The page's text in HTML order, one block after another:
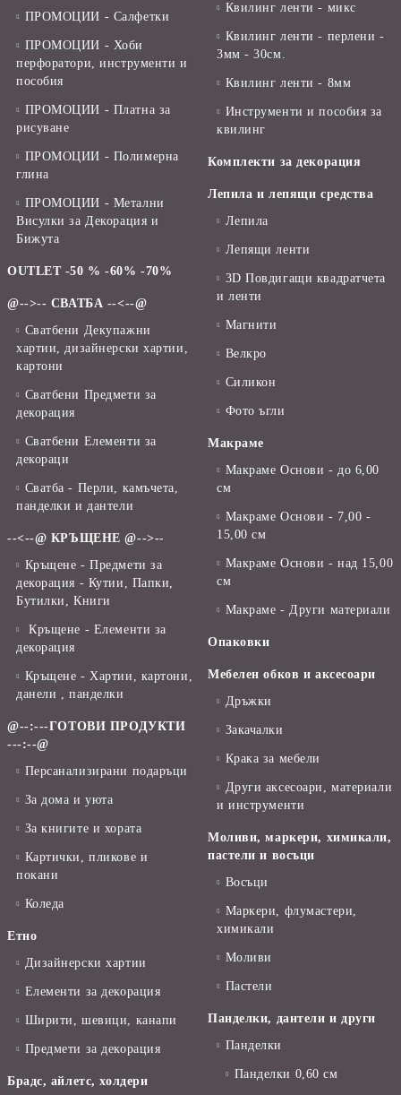
ПРОМОЦИИ - Салфетки
ПРОМОЦИИ - Хоби
перфоратори, инструменти и
пособия
ПРОМОЦИИ - Платна за
рисуване
ПРОМОЦИИ - Полимерна
глина
ПРОМОЦИИ - Метални
Висулки за Декорация и
Бижута
OUTLET -50 % -60% -70%
@-->-- СВАТБА --<--@
Сватбени Декупажни
хартии, дизайнерски хартии,
картони
Сватбени Предмети за
декорация
Сватбени Елементи за
декораци
Сватба - Перли, камъчета,
панделки и дантели
--<--@ КРЪЩЕНЕ @-->--
Кръщене - Предмети за
декорация - Кутии, Папки,
Бутилки, Книги
Кръщене - Елементи за
декорация
Кръщене - Хартии, картони,
данели , панделки
@--:---ГОТОВИ ПРОДУКТИ
---:--@
Персанализирани подаръци
За дома и уюта
За книгите и хората
Картички, пликове и
покани
Коледа
Етно
Дизайнерски хартии
Елементи за декорация
Ширити, шевици, канапи
Предмети за декорация
Брадс, айлетс, холдери
Квилинг ленти - микс
Квилинг ленти - перлени -
3мм - 30см.
Квилинг ленти - 8мм
Инструменти и пособия за
квилинг
Комплекти за декорация
Лепила и лепящи средства
Лепила
Лепящи ленти
3D Повдигащи квадратчета
и ленти
Магнити
Велкро
Силикон
Фото ъгли
Макраме
Макраме Основи - до 6,00
см
Макраме Основи - 7,00 -
15,00 см
Макраме Основи - над 15,00
см
Макраме - Други материали
Опаковки
Мебелен обков и аксесоари
Дръжки
Закачалки
Крака за мебели
Други аксесоари, материали
и инструменти
Моливи, маркери, химикали,
пастели и восъци
Восъци
Маркери, флумастери,
химикали
Моливи
Пастели
Панделки, дантели и други
Панделки
Панделки 0,60 см